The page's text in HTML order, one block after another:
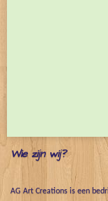
Wie zijn wij?
AG Art Creations is een